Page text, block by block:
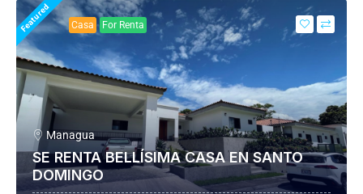
Featured Casa For Renta
Managua
SE RENTA BELLÍSIMA CASA EN SANTO
DOMINGO